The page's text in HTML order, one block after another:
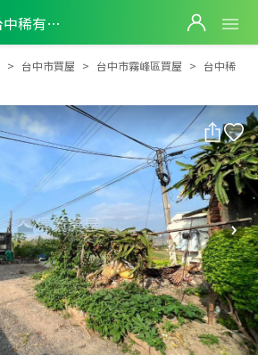
台中稀有百坪大面寬土地
台中稀有百坪大面寬土地
台中市買屋 台中市霧峰區買屋
台中稀